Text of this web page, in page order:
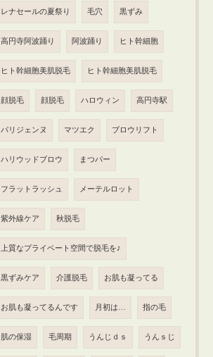
レナセールの夏祭り 毛穴 黒ずみ
高円寺阿波踊り 阿波踊り ヒト幹細胞
ヒト幹細胞美肌脱毛 ヒト幹細胞美肌脱毛
顔脱毛 顔脱毛 ハロウィン 高円寺駅
パリジェンヌ マツエク ブロウリフト
ハリウッドブロウ まつパー
フラットラッシュ メーテルロット
紫外線ケア 秋脱毛
上質なプライベート空間で脱毛を♪
黒ずみケア 介護脱毛 お肌も凝ってる
お肌も凝ってるんです 月初は… 指の毛
肌の保湿 毛周期 うんじｄｓ うんｓじ